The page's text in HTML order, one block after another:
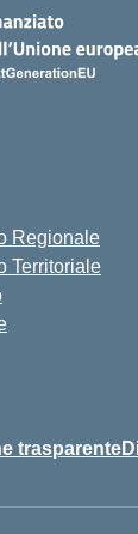
Regionale
Territoriale
trasparente